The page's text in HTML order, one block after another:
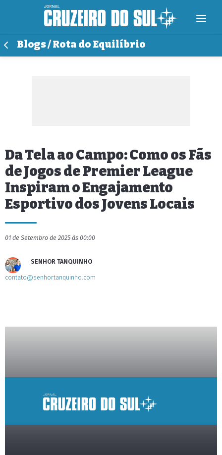
Blogs / Rota do Equilíbrio
Da Tela ao Campo: Como os Fãs
de Jogos de Premier League
Inspiram o Engajamento
Esportivo dos Jovens Locais
01 de Setembro de 2025 às 00:00
SENHOR TANQUINHO
contato@senhortanquinho.com